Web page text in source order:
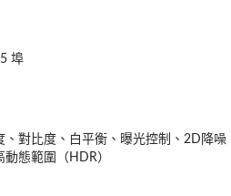
埠
、對比度、白平衡、曝光控制、2D降
態範圍（HDR）